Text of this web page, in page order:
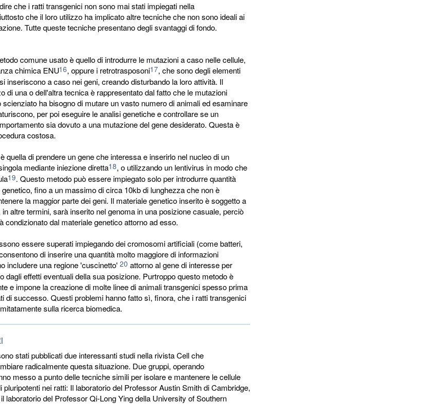
che i ratti transgenici non sono mai stati impiegati nella
che il loro utilizzo ha implicato altre tecniche che non sono ideali ai
Tutte queste tecniche presentano degli svantaggi di fondo.
comune usato è quello di introdurre le mutazioni a caso nelle cellule,
chimica ENU16, oppure i retrotrasposoni17, che sono degli elementi
inseriscono a caso nei geni, creando disturbando la loro attività. Il
di una o dell'altra tecnica è rappresentato dal fatto che le mutazioni
scienziato ha bisogno di mutare un vasto numero di animali ed esaminare
per poi eseguire le analisi genetiche e controllare se un
sia dovuto a una mutazione del gene desiderato. Questa è
costosa.
quella di prendere un gene che interessa e inserirlo nel nucleo di un
mediante iniezione diretta18, o utilizzando un lentivirus in modo che
19. Questo metodo può essere impiegato solo per introdurre quantità
fino a un massimo di circa 10kb di lunghezza che non è
la maggior parte dei geni. Il materiale genetico inserito è soggetto a
altre termini, sarà inserito nel genoma in una posizione casuale, perciò
condizionato dal materiale genetico attorno ad esso.
essere superati impiegando dei cromosomi artificiali (come batteri,
di inserire una quantità molto maggiore di informazioni
includere una regione 'cuscinetto' 20 attorno al gene di interesse per
dagli effetti eventuali della sua posizione. Purtroppo questo metodo è
e impone la creazione di molte linee di animali transgenici spesso prima
di successo. Questi problemi hanno fatto sì, finora, che i ratti transgenici
sulla ricerca biomedica.
stati pubblicati due interessanti studi nella rivista Cell che
radicalmente questa situazione. Due gruppi, operando
messo a punto delle tecniche simili per isolare e mantenere le cellule
pluripotenti nei ratti: Il laboratorio del Professor Austin Smith di Cambridge,
laboratorio del Professor Qi-Long Ying della University of Southern